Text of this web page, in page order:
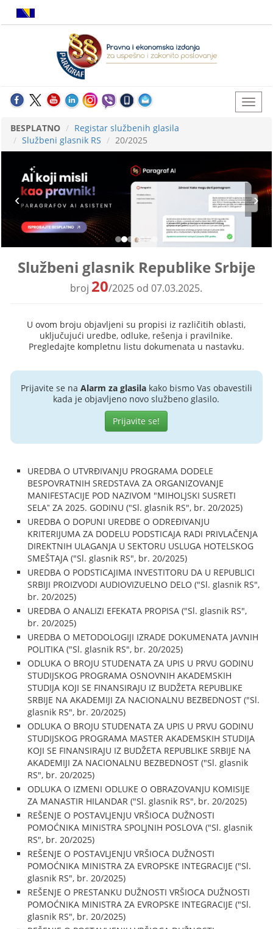
BESPLATNO
Registar službenih glasila
Službeni glasnik RS
20/2025
Službeni glasnik Republike Srbije
broj 20/2025 od 07.03.2025.
U ovom broju objavljeni su propisi iz različitih oblasti,
uključujući uredbe, odluke, rešenja i pravilnike.
Pregledajte kompletnu listu dokumenata u nastavku.
Prijavite se na Alarm za glasilakako bismo Vas obavestili
kada je objavljeno novo službeno glasilo.
Prijavite se!
UREDBA O UTVRĐIVANJU PROGRAMA DODELE
BESPOVRATNIH SREDSTAVA ZA ORGANIZOVANJE
MANIFESTACIJE POD NAZIVOM "MIHOLJSKI SUSRETI
SELAˮ ZA 2025. GODINU ("Sl. glasnik RS", br. 20/2025)
UREDBA O DOPUNI UREDBE O ODREĐIVANJU
KRITERIJUMA ZA DODELU PODSTICAJA RADI PRIVLAČENJA
DIREKTNIH ULAGANJA U SEKTORU USLUGA HOTELSKOG
SMEŠTAJA ("Sl. glasnik RS", br. 20/2025)
UREDBA O PODSTICAJIMA INVESTITORU DA U REPUBLICI
SRBIJI PROIZVODI AUDIOVIZUELNO DELO ("Sl. glasnik RS",
br. 20/2025)
UREDBA O ANALIZI EFEKATA PROPISA ("Sl. glasnik RS",
br. 20/2025)
UREDBA O METODOLOGIJI IZRADE DOKUMENATA JAVNIH
POLITIKA ("Sl. glasnik RS", br. 20/2025)
ODLUKA O BROJU STUDENATA ZA UPIS U PRVU GODINU
STUDIJSKOG PROGRAMA OSNOVNIH AKADEMSKIH
STUDIJA KOJI SE FINANSIRAJU IZ BUDŽETA REPUBLIKE
SRBIJE NA AKADEMIJI ZA NACIONALNU BEZBEDNOST ("Sl.
glasnik RS", br. 20/2025)
ODLUKA O BROJU STUDENATA ZA UPIS U PRVU GODINU
STUDIJSKOG PROGRAMA MASTER AKADEMSKIH STUDIJA
KOJI SE FINANSIRAJU IZ BUDŽETA REPUBLIKE SRBIJE NA
AKADEMIJI ZA NACIONALNU BEZBEDNOST ("Sl. glasnik
RS", br. 20/2025)
ODLUKA O IZMENI ODLUKE O OBRAZOVANJU KOMISIJE
ZA MANASTIR HILANDAR ("Sl. glasnik RS", br. 20/2025)
REŠENJE O POSTAVLJENJU VRŠIOCA DUŽNOSTI
POMOĆNIKA MINISTRA SPOLJNIH POSLOVA ("Sl. glasnik
RS", br. 20/2025)
REŠENJE O POSTAVLJENJU VRŠIOCA DUŽNOSTI
POMOĆNIKA MINISTRA ZA EVROPSKE INTEGRACIJE ("Sl.
glasnik RS", br. 20/2025)
REŠENJE O PRESTANKU DUŽNOSTI VRŠIOCA DUŽNOSTI
POMOĆNIKA MINISTRA ZA EVROPSKE INTEGRACIJE ("Sl.
glasnik RS", br. 20/2025)